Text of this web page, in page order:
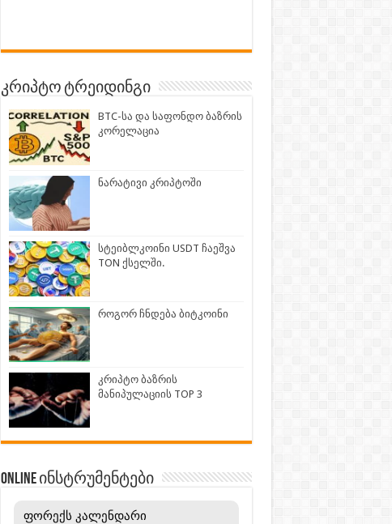
კრიპტო ტრეიდინგი
BTC-სა და საფონდო ბაზრის
კორელაცია
ნარატივი კრიპტოში
სტეიბლკოინი USDT ჩაეშვა
TON ქსელში.
როგორ ჩნდება ბიტკოინი
კრიპტო ბაზრის
მანიპულაციის TOP 3
ONLINE ინსტრუმენტები
ფორექს კალენდარი